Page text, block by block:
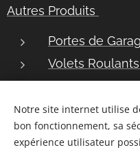
Autres Produits
Portes de
Volets Roulants
Notre site internet utilise
bon fonctionnement, sa
expérience utilisateur